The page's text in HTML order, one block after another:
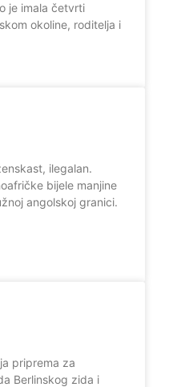
je imala četvrti
okoline, roditelja i
ilegalan.
bijele manjine
angolskoj granici.
priprema za
Berlinskog zida i